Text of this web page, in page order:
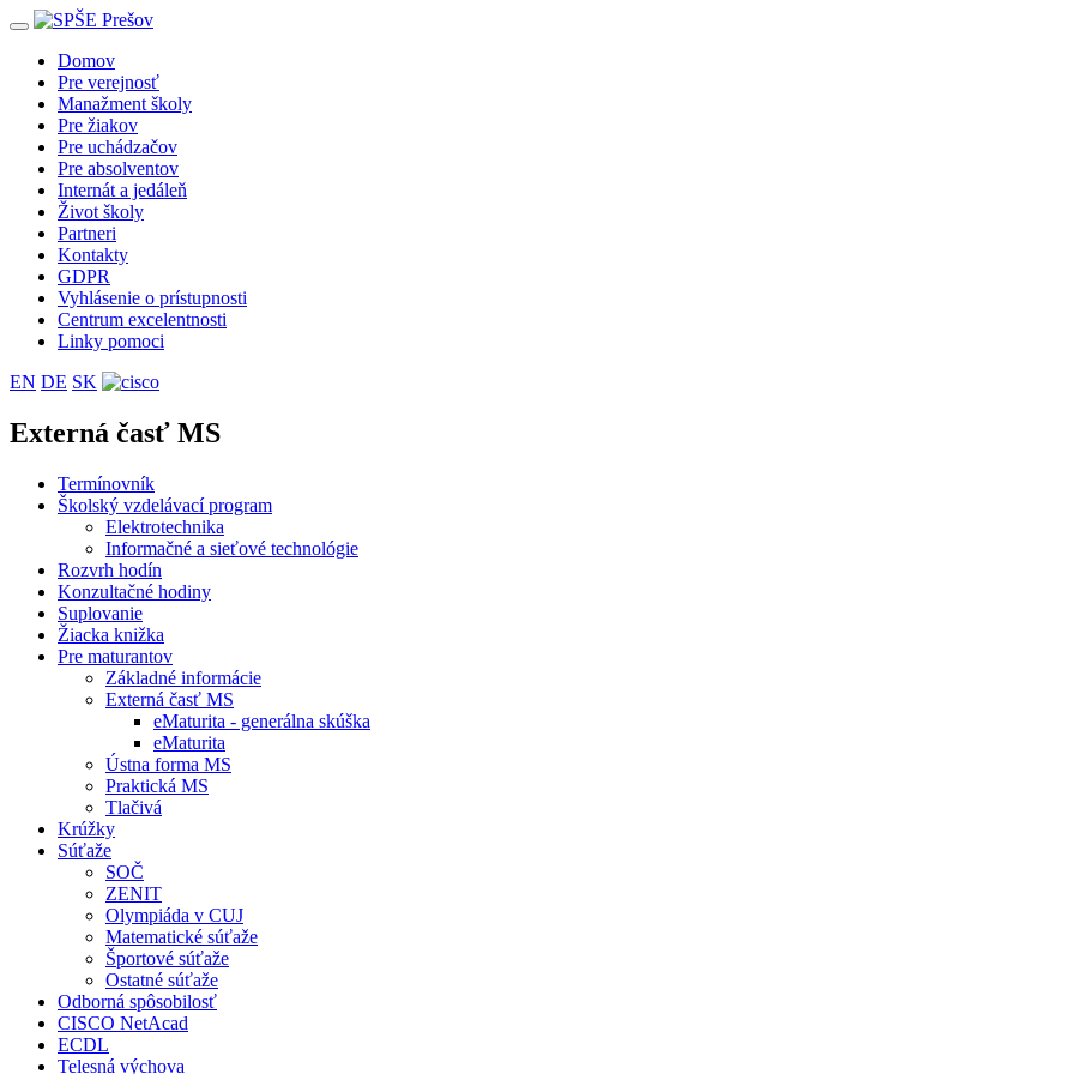
Toggle
navigationDomov
Pre verejnosť
Manažment školy
Pre žiakov
Pre uchádzačov
Pre absolventov
Internát a jedáleň
Život školy
Partneri
Kontakty
GDPR
Vyhlásenie o prístupnosti
Centrum excelentnosti
Linky pomoci
EN DE SK
Externá časť MS
Termínovník
Školský vzdelávací program
Elektrotechnika
Informačné a sieťové technológie
Rozvrh hodín
Konzultačné hodiny
Suplovanie
Žiacka knižka
Pre maturantov
Základné informácie
Externá časť MS
eMaturita - generálna skúška
eMaturita
Ústna forma MS
Praktická MS
Tlačivá
Krúžky
Súťaže
SOČ
ZENIT
Olympiáda v CUJ
Matematické súťaže
Športové súťaže
Ostatné súťaže
Odborná spôsobilosť
CISCO NetAcad
ECDL
Telesná výchova